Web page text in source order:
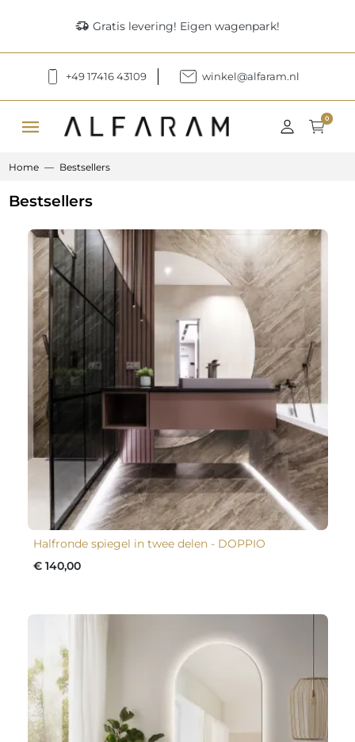
delivery_truck_speed Gratis levering! Eigen wagenpark!
+49 17416 43109 winkel@alfaram.nl
menu 0
Home Bestsellers
Bestsellers
Halfronde spiegel in twee delen - DOPPIO
€ 140,00